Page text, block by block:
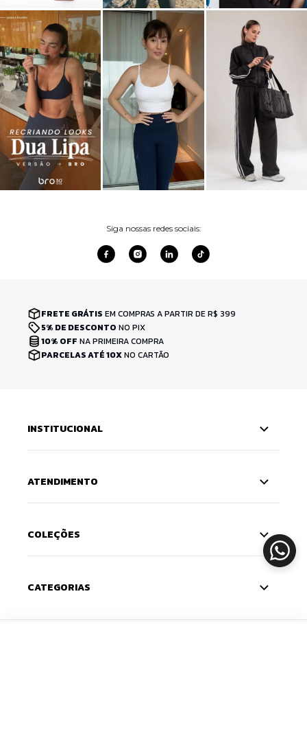
Siga nossas redes sociais:
FRETE GRÁTIS EM COMPRAS A PARTIR DE R$ 399
5% DE DESCONTO NO PIX
10% OFF NA PRIMEIRA COMPRA
PARCELAS ATÉ 10XNO CARTÃO
INSTITUCIONAL
ATENDIMENTO
COLEÇÕES
CATEGORIAS